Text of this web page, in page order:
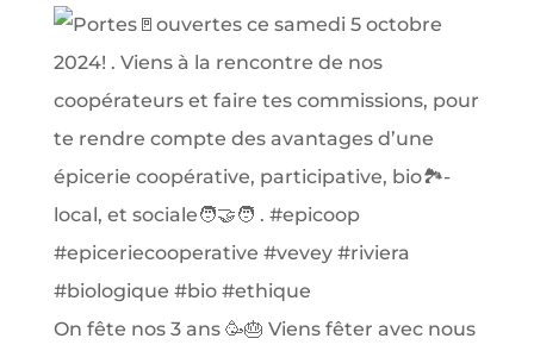
On fête nos 3 ans 🥳🎂 Viens fêter avec nous